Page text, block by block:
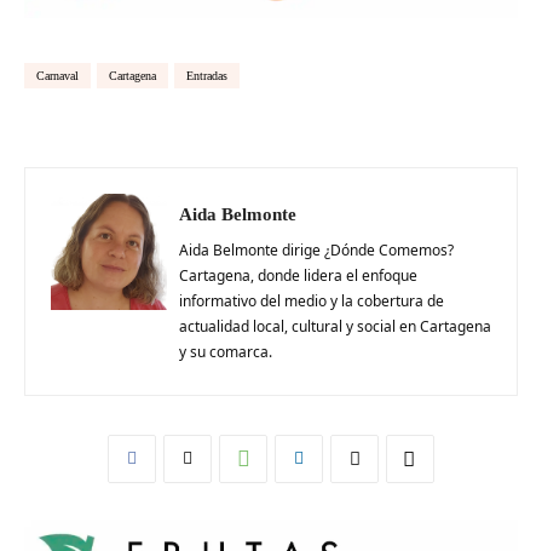
Carnaval Cartagena Entradas
Aida Belmonte
Aida Belmonte dirige ¿Dónde Comemos?
Cartagena, donde lidera el enfoque
informativo del medio y la cobertura de
actualidad local, cultural y social en Cartagena
y su comarca.